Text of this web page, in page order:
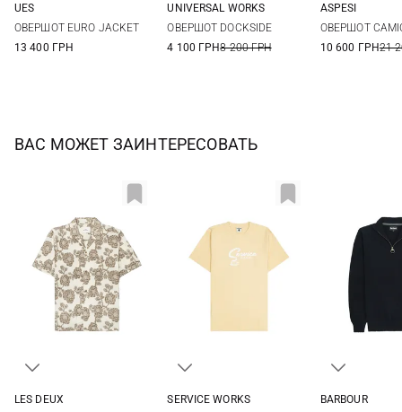
UES
ОВЕРШОТ EURO JACKET
13 400 ГРН
UNIVERSAL WORKS
ОВЕРШОТ DOCKSIDE
4 100 ГРН8 200 ГРН
ASPESI
ОВЕРШОТ
10 600 ГРН21
ВАС МОЖЕТ ЗАИНТЕРЕСОВАТЬ
LES DEUX
SERVICE WORKS
BARBOUR